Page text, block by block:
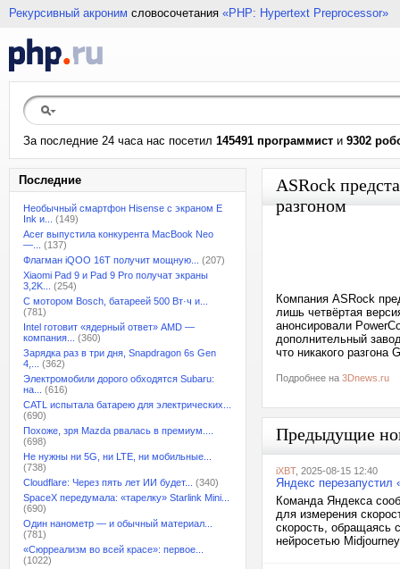
Рекурсивный акроним словосочетания «PHP: Hypertext Preprocessor»
За последние 24 часа нас посетил 145491 программист и 9302
Последние
Необычный смартфон Hisense с экраном E
Ink и...
(149)
Acer выпустила конкурента MacBook Neo
—...
(137)
Флагман iQOO 16T получит мощную...
(207)
Xiaomi Pad 9 и Pad 9 Pro получат экраны
3,2K...
(254)
С мотором Bosch, батареей 500 Вт·ч и...
(781)
Intel готовит «ядерный ответ» AMD —
компания...
(360)
Зарядка раз в три дня, Snapdragon 6s Gen
4,...
(362)
Электромобили дорого обходятся Subaru:
на...
(616)
CATL испытала батарею для электрических...
(690)
Похоже, зря Mazda рвалась в премиум....
(698)
Не нужны ни 5G, ни LTE, ни мобильные...
(738)
Cloudflare: Через пять лет ИИ будет...
(340)
SpaceX передумала: «тарелку» Starlink Mini...
(690)
Один нанометр — и обычный материал...
(781)
«Сюрреализм во всей красе»: первое...
(1022)
ASRock
разгоном
Компания ASRock
лишь четвёртая
анонсировали
дополнительный
что никакого разгона
Подробнее на 3Dnews.ru
Предыдущие
iXBT, 2025-08-15 12:40
Яндекс перезапустил
Команда Яндекса
для измерения
скорость, обращаясь
нейросетью